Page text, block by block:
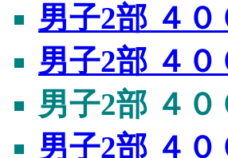
男子2部 ４
男子2部 ４
男子2部 ４
男子2部 ４